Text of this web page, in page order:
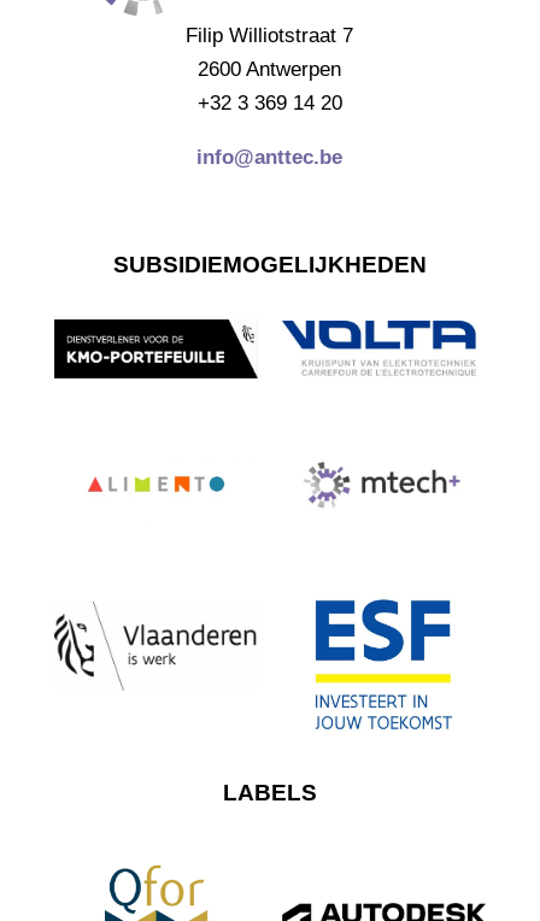
Filip Williotstraat 7
2600 Antwerpen
+32 3 369 14 20
info@anttec.be
SUBSIDIEMOGELIJKHEDEN
LABELS